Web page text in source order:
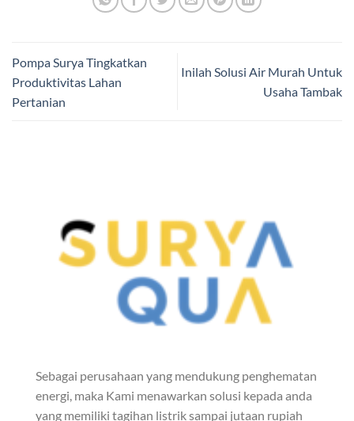
Pompa Surya Tingkatkan
Produktivitas Lahan
Pertanian
Inilah Solusi Air Murah Untuk
Usaha Tambak
Sebagai perusahaan yang mendukung penghematan
energi, maka Kami menawarkan solusi kepada anda
yang memiliki tagihan listrik sampai jutaan rupiah